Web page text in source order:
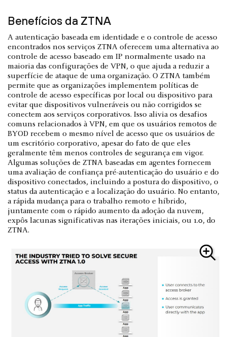
Benefícios da ZTNA
A autenticação baseada em identidade e o controle de acesso
encontrados nos serviços ZTNA oferecem uma alternativa ao
controle de acesso baseado em IP normalmente usado na
maioria das configurações de VPN, o que ajuda a reduzir a
superfície de ataque de uma organização. O ZTNA também
permite que as organizações implementem políticas de
controle de acesso específicas por local ou dispositivo para
evitar que dispositivos vulneráveis ou não corrigidos se
conectem aos serviços corporativos. Isso alivia os desafios
comuns relacionados à VPN, em que os usuários remotos de
BYOD recebem o mesmo nível de acesso que os usuários de
um escritório corporativo, apesar do fato de que eles
geralmente têm menos controles de segurança em vigor.
Algumas soluções de ZTNA baseadas em agentes fornecem
uma avaliação de confiança pré-autenticação do usuário e do
dispositivo conectados, incluindo a postura do dispositivo, o
status da autenticação e a localização do usuário. No entanto,
a rápida mudança para o trabalho remoto e híbrido,
juntamente com o rápido aumento da adoção da nuvem,
expôs lacunas significativas nas iterações iniciais, ou 1.0, do
ZTNA.